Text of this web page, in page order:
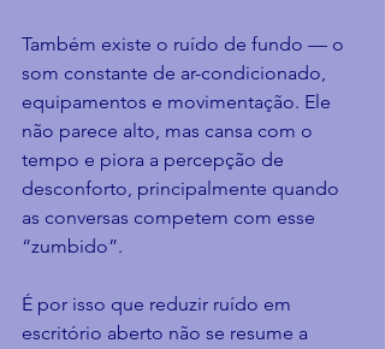
Também existe o ruído de fundo — o
som constante de ar-condicionado,
equipamentos e movimentação. Ele
não parece alto, mas cansa com o
tempo e piora a percepção de
desconforto, principalmente quando
as conversas competem com esse
“zumbido”.
É por isso que reduzir ruído em
escritório aberto não se resume a